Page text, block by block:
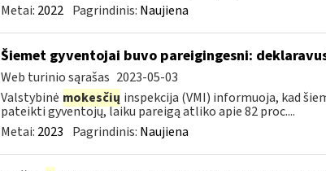
Metai: 2022 Pagrindinis: Naujiena
Šiemet gyventojai buvo pareigingesni:
Web turinio sąrašas 2023-05-03
Valstybinė mokesčių inspekcija (VMI) informuoja, kad
pateikti gyventojų, laiku pareigą atliko apie 82 proc....
Metai: 2023 Pagrindinis: Naujiena